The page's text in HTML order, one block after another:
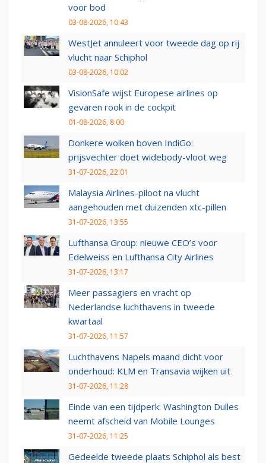
voor bod
03-08-2026, 10:43
WestJet annuleert voor tweede dag op rij
vlucht naar Schiphol
03-08-2026, 10:02
VisionSafe wijst Europese airlines op
gevaren rook in de cockpit
01-08-2026, 8:00
Donkere wolken boven IndiGo:
prijsvechter doet widebody-vloot weg
31-07-2026, 22:01
Malaysia Airlines-piloot na vlucht
aangehouden met duizenden xtc-pillen
31-07-2026, 13:55
Lufthansa Group: nieuwe CEO’s voor
Edelweiss en Lufthansa City Airlines
31-07-2026, 13:17
Meer passagiers en vracht op
Nederlandse luchthavens in tweede
kwartaal
31-07-2026, 11:57
Luchthavens Napels maand dicht voor
onderhoud: KLM en Transavia wijken uit
31-07-2026, 11:28
Einde van een tijdperk: Washington Dulles
neemt afscheid van Mobile Lounges
31-07-2026, 11:25
Gedeelde tweede plaats Schiphol als best